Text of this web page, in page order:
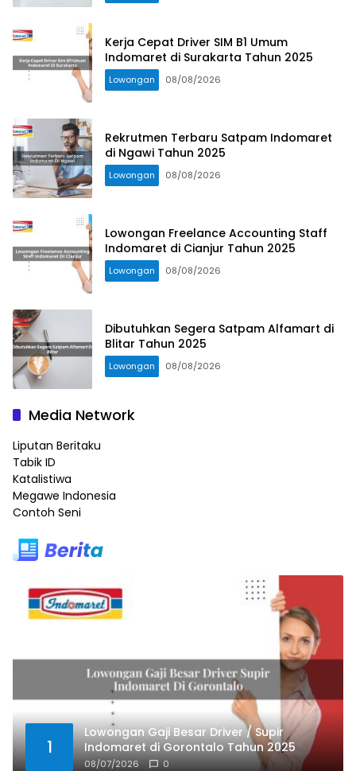
Kerja Cepat Driver SIM B1 Umum
Indomaret di Surakarta Tahun 2025
Lowongan 08/08/2026
Rekrutmen Terbaru Satpam Indomaret
di Ngawi Tahun 2025
Lowongan 08/08/2026
Lowongan Freelance Accounting Staff
Indomaret di Cianjur Tahun 2025
Lowongan 08/08/2026
Dibutuhkan Segera Satpam Alfamart di
Blitar Tahun 2025
Lowongan 08/08/2026
Media Network
Liputan Beritaku
Tabik ID
Katalistiwa
Megawe Indonesia
Contoh Seni
1
Lowongan Gaji Besar Driver / Supir
Indomaret di Gorontalo Tahun 2025
08/07/2026 0